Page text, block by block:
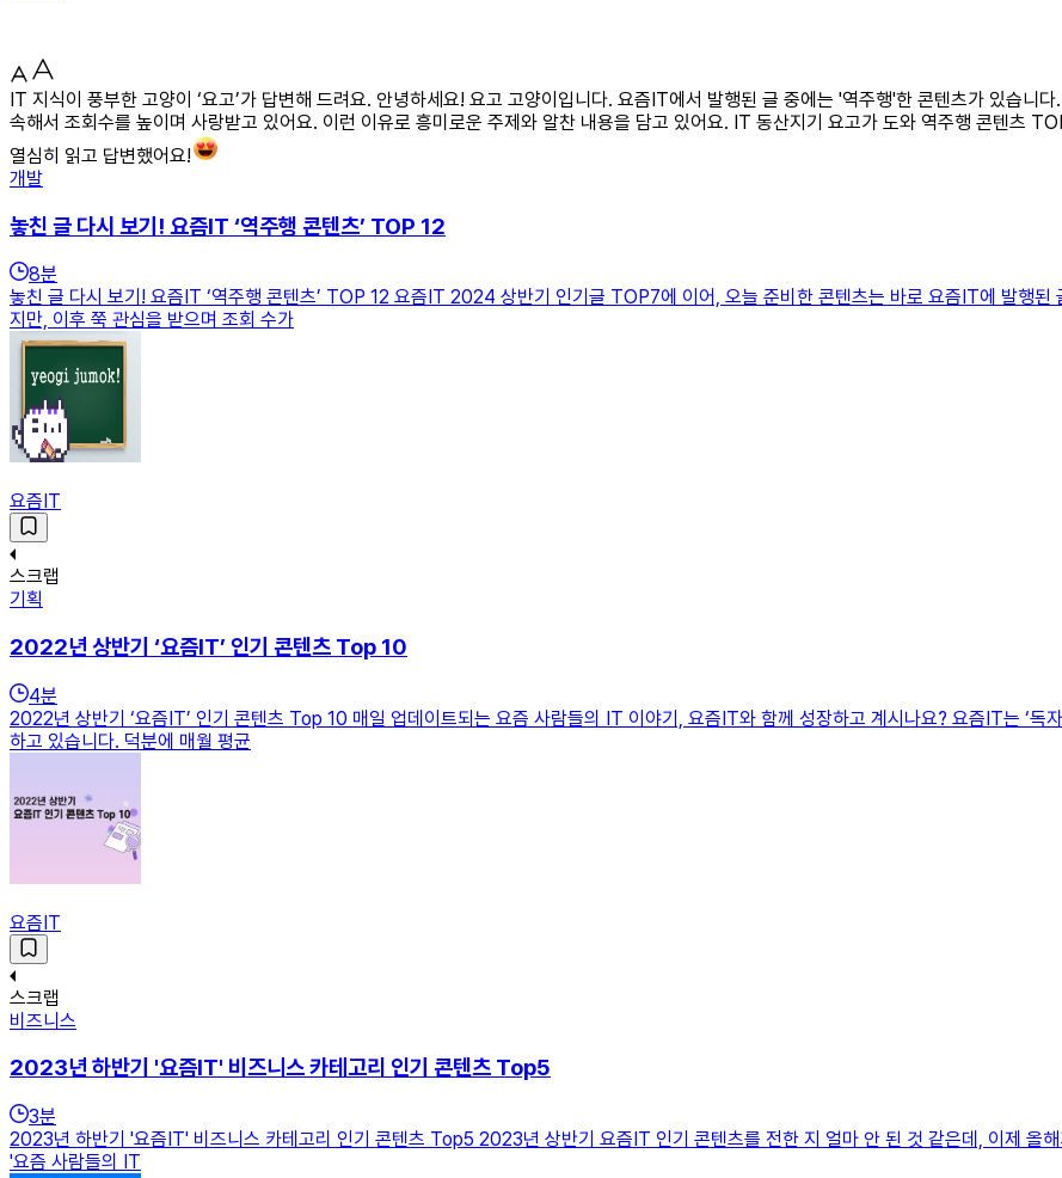
IT 지식이 풍부한 고양이 ‘요고’가 답변해 드려요. 안녕하세요! 요고 고양이입니다. 요즘IT에서 발행된 글 중에는 '역주행'한 콘텐츠가 있습니
속해서 조회수를 높이며 사랑받고 있어요. 이런 이유로 흥미로운 주제와 알찬 내용을 담고 있어요. IT 동산지기 요고가 도와 역주행 콘텐츠
열심히 읽고 답변했어요!
개발
놓친 글 다시 보기! 요즘IT ‘역주행 콘텐츠’ TOP 12
8분
놓친 글 다시 보기! 요즘IT ‘역주행 콘텐츠’ TOP 12 요즘IT 2024 상반기 인기글 TOP7에 이어, 오늘 준비한 콘텐츠는 바로 요즘IT에 발행된
지만, 이후 쭉 관심을 받으며 조회 수가
요즘IT
스크랩
기획
2022년 상반기 ‘요즘IT’ 인기 콘텐츠 Top 10
4분
2022년 상반기 ‘요즘IT’ 인기 콘텐츠 Top 10 매일 업데이트되는 요즘 사람들의 IT 이야기, 요즘IT와 함께 성장하고 계시나요? 요즘IT는 ‘독
하고 있습니다. 덕분에 매월 평균
요즘IT
스크랩
비즈니스
2023년 하반기 '요즘IT' 비즈니스 카테고리 인기 콘텐츠 Top5
3분
2023년 하반기 '요즘IT' 비즈니스 카테고리 인기 콘텐츠 Top5 2023년 상반기 요즘IT 인기 콘텐츠를 전한 지 얼마 안 된 것 같은데, 이제 올
'요즘 사람들의 IT